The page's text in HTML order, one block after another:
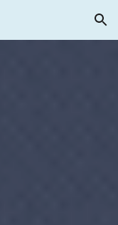
Skip to navigation